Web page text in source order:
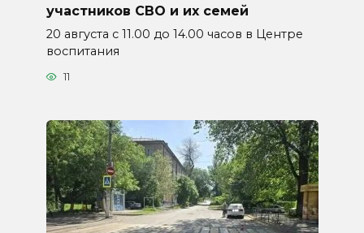
участников СВО и их семей
20 августа с 11.00 до 14.00 часов в Центре
воспитания
11